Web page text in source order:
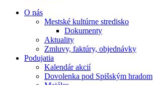
O nás
Mestské kultúrne stredisko
Dokumenty
Aktuality
Zmluvy, faktúry, objednávky
Podujatia
Kalendár akcií
Dovolenka pod Spišským hradom